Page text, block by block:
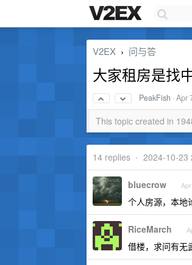
V2EX › 问与答
大家租房是找
PeakFish ·Apr
This topic created in
14 replies • 2024-10-23
bluecrow
个人房源，本地
RiceMarch
借楼，求问有无